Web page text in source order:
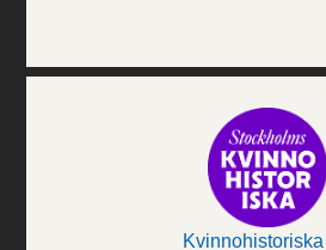
Kvinnohistoriska